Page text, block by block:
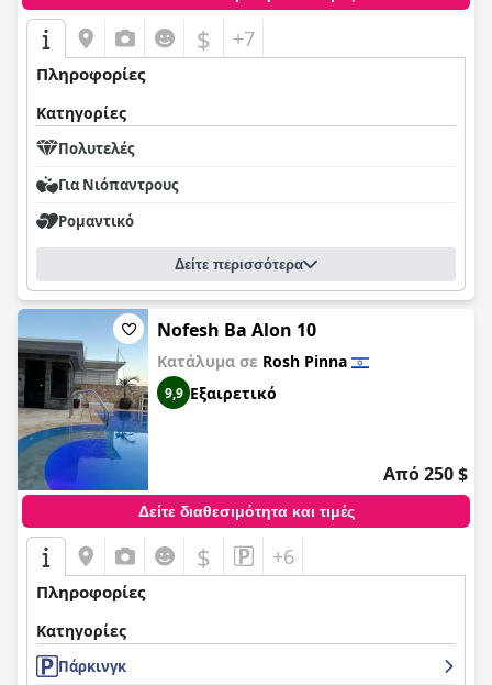
$ +7
Πληροφορίες
Κατηγορίες
Πολυτελές
Για Νιόπαντρους
Ρομαντικό
Δείτε περισσότερα
Nofesh Ba Alon 10
Κατάλυμα σε Rosh Pinna
9,9 Εξαιρετικό
Από 250 $
Δείτε διαθεσιμότητα και τιμές
$ +6
Πληροφορίες
Κατηγορίες
Πάρκινγκ